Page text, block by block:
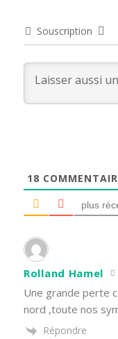
Souscription
18
plus
Rolland Hamel
Une grande perte
nord ,toute nos
Répondre